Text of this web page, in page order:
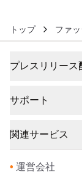
トップ ファ
プレスリリース
サポート
関連サービス
• 運営会社